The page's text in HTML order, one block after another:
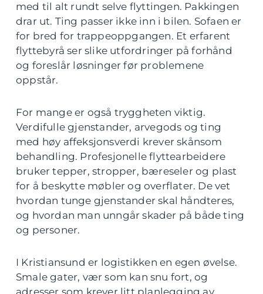
med til alt rundt selve flyttingen. Pakkingen
drar ut. Ting passer ikke inn i bilen. Sofaen er
for bred for trappeoppgangen. Et erfarent
flyttebyrå ser slike utfordringer på forhånd
og foreslår løsninger før problemene
oppstår.
For mange er også tryggheten viktig.
Verdifulle gjenstander, arvegods og ting
med høy affeksjonsverdi krever skånsom
behandling. Profesjonelle flyttearbeidere
bruker tepper, stropper, bæreseler og plast
for å beskytte møbler og overflater. De vet
hvordan tunge gjenstander skal håndteres,
og hvordan man unngår skader på både ting
og personer.
I Kristiansund er logistikken en egen øvelse.
Smale gater, vær som kan snu fort, og
adresser som krever litt planlegging av